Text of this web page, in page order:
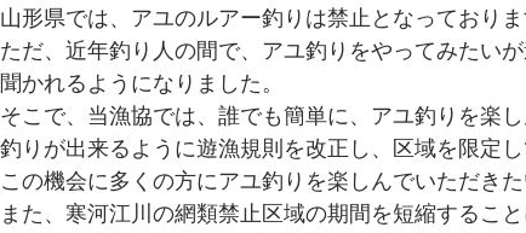
形県では、アユのルアー釣りは禁止となっており
だ、近年釣り人の間で、アユ釣りをやってみたい
かれるようになりました。
こで、当漁協では、誰でも簡単に、アユ釣りを楽
りが出来るように遊漁規則を改正し、区域を限定
の機会に多くの方にアユ釣りを楽しんでいただきた
た、寒河江川の網類禁止区域の期間を短縮すること